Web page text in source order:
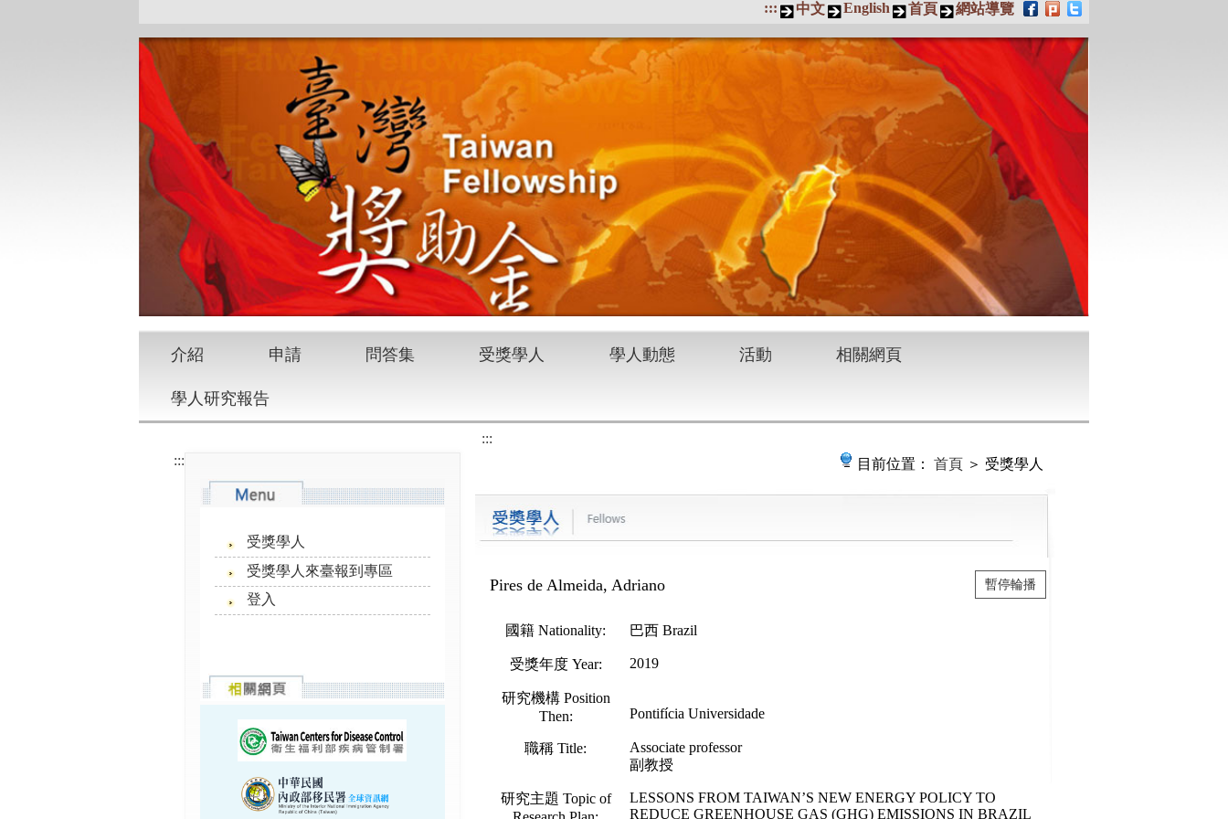
::: 中文 English 首頁 網站導覽
介紹 申請 問答集 受獎學人 學人動態 活動 相關網頁
學人研究報告
:::
受獎學人
受獎學人來臺報到專區
登入
:::
目前位置： 首頁＞ 受獎學人
Pires de Almeida, Adriano
國籍 Nationality: 巴西 Brazil
受獎年度 Year: 2019
研究機構 Position
Then: Pontifícia Universidade
職稱 Title:
Associate professor
副教授
研究主題 Topic of
LESSONS FROM TAIWAN’S NEW ENERGY POLICY TO
REDUCE GREENHOUSE GAS (GHG) EMISSIONS IN BRAZIL
暫停輪播